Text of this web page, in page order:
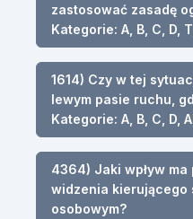
zastosować zasadę
Kategorie: A, B, C, D,
1614) Czy w tej
lewym pasie ruchu,
Kategorie: A, B, C, D,
4364) Jaki wpływ
widzenia kierującego
osobowym?